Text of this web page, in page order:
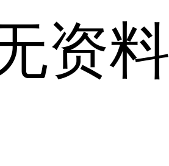
资料